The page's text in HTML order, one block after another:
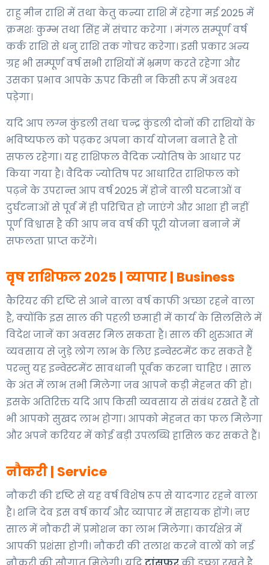
राहु मीन राशि में तथा केतु कन्या राशि में रहेगा मई 2025 में
क्रमशः कुम्भ तथा सिंह में संचार करेगा । मंगल सम्पूर्ण वर्ष
कर्क राशि से धनु राशि तक गोचर करेगा। इसी प्रकार अन्य
ग्रह भी सम्पूर्ण वर्ष सभी राशियों में भ्रमण करते रहेगा और
उसका प्रभाव आपके ऊपर किसी न किसी रूप में अवश्य
पड़ेगा।
यदि आप लग्न कुंडली तथा चन्द्र कुंडली दोनों की राशियों के
भविष्यफल को पढ़कर अपना कार्य योजना बनाते है तो
सफल रहेगा। यह राशिफल वैदिक ज्योतिष के आधार पर
किया गया है। वैदिक ज्योतिष पर आधारित राशिफल को
पढ़ने के उपरान्त आप वर्ष 2025 में होने वाली घटनाओं व
दुर्घटनाओं से पूर्व में ही परिचित हो जाएंगे और आशा ही नहीं
पूर्ण विश्वास है की आप नव वर्ष की पूरी योजना बनाने में
सफलता प्राप्त करेंगे।
वृष राशिफल 2025 |व्यापार | Business
कैरियर की दृष्टि से आने वाला वर्ष काफी अच्छा रहने वाला
है, क्योंकि इस साल की पहली छमाही में कार्य के सिलसिले में
विदेश जानें का अवसर मिल सकता है। साल की शुरुआत में
व्यवसाय से जुड़े लोग लाभ के लिए इन्वेस्टमेंट कर सकते हैं
परन्तु यह इन्वेस्टमेंट सावधानी पूर्वक करना चाहिए । साल
के अंत में लाभ तभी मिलेगा जब आपने कड़ी मेहनत की हो।
इसके अतिरिक्त यदि आप किसी व्यवसाय से संबंध रखते हैं तो
भी आपको सुखद लाभ होगा। आपको मेहनत का फल मिलेगा
और अपने करियर में कोई बड़ी उपलब्धि हासिल कर सकते हैं।
नौकरी | Service
नौकरी की दृष्टि से यह वर्ष विशेष रूप से यादगार रहने वाला
है। शनि देव इस वर्ष कार्य और व्यापार में सहायक होंगे। नए
साल में नौकरी में प्रमोशन का लाभ मिलेगा। कार्यक्षेत्र में
आपकी प्रशंसा होगी। नौकरी की तलाश करने वालों को नई